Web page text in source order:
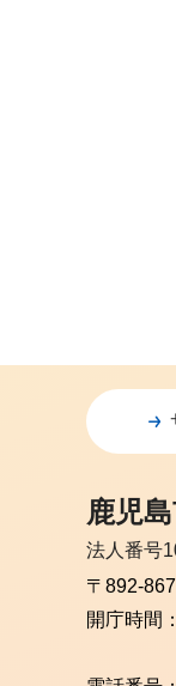
鹿児
法人番号
〒892-
開庁時間：